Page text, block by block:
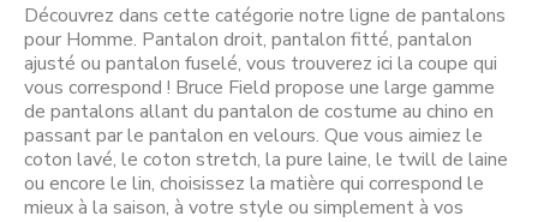
Découvrez dans cette catégorie notre ligne de pantalons
pour Homme. Pantalon droit, pantalon fitté, pantalon
ajusté ou pantalon fuselé, vous trouverez ici la coupe qui
vous correspond ! Bruce Field propose une large gamme
de pantalons allant du pantalon de costume au chino en
passant par le pantalon en velours. Que vous aimiez le
coton lavé, le coton stretch, la pure laine, le twill de laine
ou encore le lin, choisissez la matière qui correspond le
mieux à la saison, à votre style ou simplement à vos